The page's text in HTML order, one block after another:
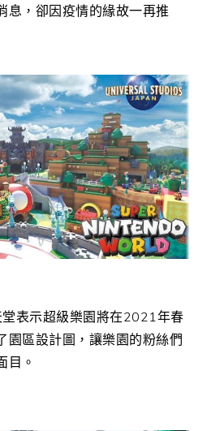
息，卻因疫情的緣故一再推
表示超級樂園將在2021年春
園區設計圖，讓樂園的粉絲們
目。